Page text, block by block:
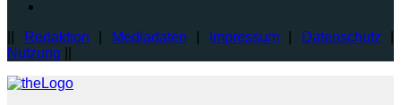
Redaktion Mediadaten Impressum| Datenschutz
Nutzung